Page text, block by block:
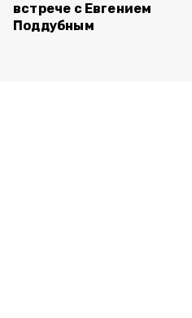
встрече с Евгением
Поддубным